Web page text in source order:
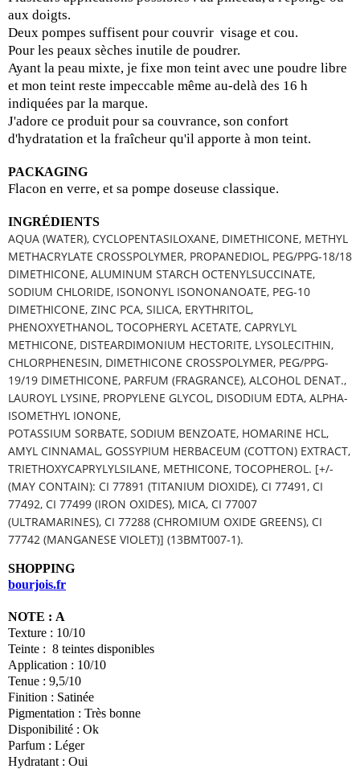
aux doigts.
Deux pompes suffisent pour couvrir visage et cou.
Pour les peaux sèches inutile de poudrer.
Ayant la peau mixte, je fixe mon teint avec une poudre libre
et mon teint reste impeccable même au-delà des 16 h
indiquées par la marque.
J'adore ce produit pour sa couvrance, son confort
d'hydratation et la fraîcheur qu'il apporte à mon teint.
PACKAGING
Flacon en verre, et sa pompe doseuse classique.
INGRÉDIENTS
AQUA (WATER), CYCLOPENTASILOXANE, DIMETHICONE, METHYL
METHACRYLATE CROSSPOLYMER, PROPANEDIOL, PEG/PPG-18/18
DIMETHICONE, ALUMINUM STARCH OCTENYLSUCCINATE,
SODIUM CHLORIDE, ISONONYL ISONONANOATE, PEG-10
DIMETHICONE, ZINC PCA, SILICA, ERYTHRITOL,
PHENOXYETHANOL, TOCOPHERYL ACETATE, CAPRYLYL
METHICONE, DISTEARDIMONIUM HECTORITE, LYSOLECITHIN,
CHLORPHENESIN, DIMETHICONE CROSSPOLYMER, PEG/PPG-
19/19 DIMETHICONE, PARFUM (FRAGRANCE), ALCOHOL DENAT.,
LAUROYL LYSINE, PROPYLENE GLYCOL, DISODIUM EDTA, ALPHA-
ISOMETHYL IONONE,
POTASSIUM SORBATE, SODIUM BENZOATE, HOMARINE HCL,
AMYL CINNAMAL, GOSSYPIUM HERBACEUM (COTTON) EXTRACT,
TRIETHOXYCAPRYLYLSILANE, METHICONE, TOCOPHEROL. [+/-
(MAY CONTAIN): CI 77891 (TITANIUM DIOXIDE), CI 77491, CI
77492, CI 77499 (IRON OXIDES), MICA, CI 77007
(ULTRAMARINES), CI 77288 (CHROMIUM OXIDE GREENS), CI
77742 (MANGANESE VIOLET)] (13BMT007-1).
SHOPPING
bourjois.fr
NOTE : A
Texture : 10/10
Teinte : 8 teintes disponibles
Application : 10/10
Tenue : 9,5/10
Finition : Satinée
Pigmentation : Très bonne
Disponibilité : Ok
Parfum : Léger
Hydratant : Oui